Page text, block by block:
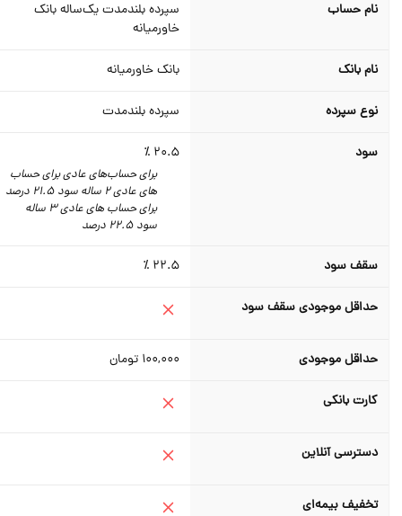
نام حساب
سپرده بلندمدت یک‌ساله بانک
خاورمیانه
نام بانک بانک خاورمیانه
نوع سپرده سپرده بلندمدت
سود 20.5 ٪
برای حساب‌های عادی برای حساب
های عادی 2 ساله سود 21.5 درصد
برای حساب های عادی 3 ساله
سود 22.5 درصد
سقف سود 22.5 ٪
حداقل موجودی سقف سود
حداقل موجودی 100,000تومان
کارت بانکی
دسترسی آنلاین
تخفیف بیمه‌ای